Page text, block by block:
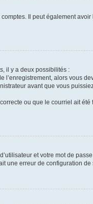
Il peut également
il y a deux possibilités :
alors vous
avant que vous
ou que le courriel ait
et votre mot de
une erreur de configuration de